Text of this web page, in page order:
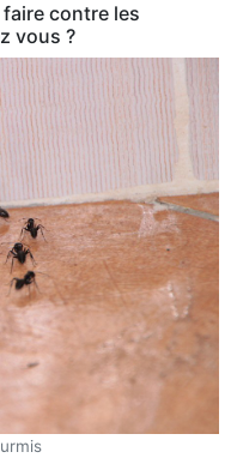
contre les
vous ?